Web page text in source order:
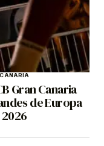
Gran Canaria
de Europa